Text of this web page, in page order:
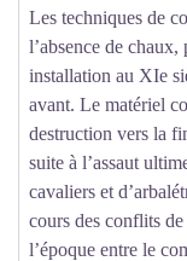
Les techniques de
l’absence de
installation au XIe
avant. Le matériel
destruction vers la
suite à l’assaut
cavaliers et
cours des conflits
l’époque entre le